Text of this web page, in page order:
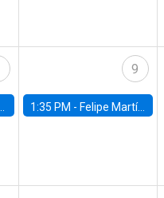
9
1:35 PM - Felipe Martínez, alumno Doctorado en Economía UC